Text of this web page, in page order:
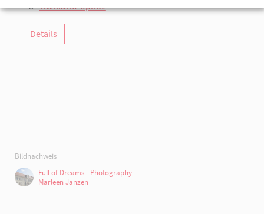
www.awo-opr.de
Details
Bildnachweis
Full of Dreams - Photography
Marleen Janzen